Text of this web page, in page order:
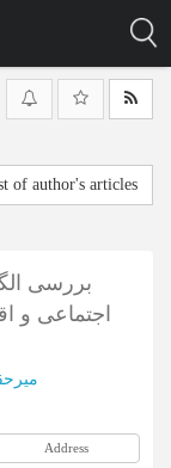
of author's articles
بررسی
اجتماعی و
Address